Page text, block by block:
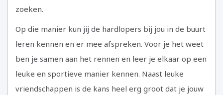
zoeken.
Op die manier kun jij de hardlopers bij jou in de buurt
leren kennen en er mee afspreken. Voor je het weet
ben je samen aan het rennen en leer je elkaar op een
leuke en sportieve manier kennen. Naast leuke
vriendschappen is de kans heel erg groot dat je jouw